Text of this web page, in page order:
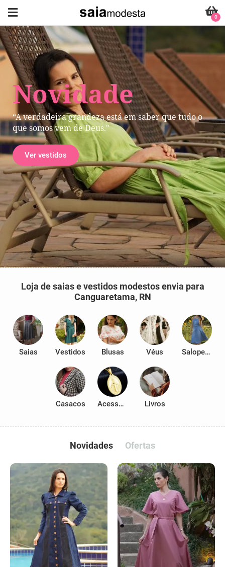
Novidade
“A verdadeira grandeza está em saber que tudo o
que somos vem de Deus."
Ver vestidos
0
Loja de saias e vestidos modestos envia para
Canguaretama, RN
Saias Vestidos Blusas Véus Salopetes
Casacos Acessórios Livros
Novidades Ofertas